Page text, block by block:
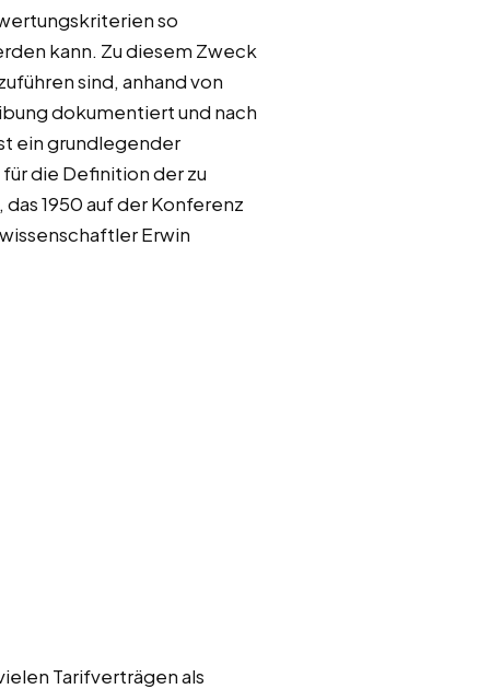
so
kann. Zu diesem Zweck
sind, anhand von
dokumentiert und nach
ein grundlegender
die Definition der zu
1950 auf der Konferenz
Erwin
Tarifverträgen als